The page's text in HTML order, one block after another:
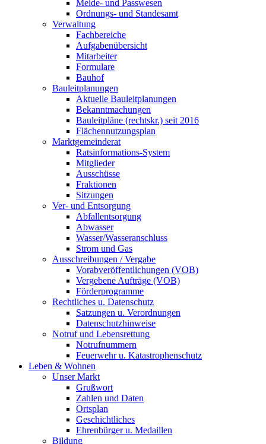
Melde- und Passwesen
Ordnungs- und Standesamt
Verwaltung
Fachbereiche
Aufgabenübersicht
Mitarbeiter
Formulare
Bauhof
Bauleitplanungen
Aktuelle Bauleitplanungen
Bekanntmachungen
Bauleitpläne (rechtskr.) seit 2016
Flächennutzungsplan
Marktgemeinderat
Ratsinformations-System
Mitglieder
Ausschüsse
Fraktionen
Sitzungen
Ver- und Entsorgung
Abfallentsorgung
Abwasser
Wasser/Wasseranschluss
Strom und Gas
Ausschreibungen / Vergabe
Vorabveröffentlichungen (VOB)
Vergebene Aufträge (VOB)
Förderprogramme
Rechtliches u. Datenschutz
Satzungen u. Verordnungen
Datenschutzhinweise
Notruf und Lebensrettung
Notrufnummern
Feuerwehr u. Katastrophenschutz
Leben & Wohnen
Unser Markt
Grußwort
Zahlen und Daten
Ortsplan
Geschichtliches
Ehrenbürger u. Medaillen
Bildung